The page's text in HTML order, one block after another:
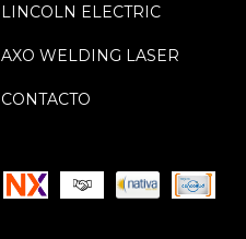
LINCOLN ELECTRIC
AXO WELDING LASER
CONTACTO